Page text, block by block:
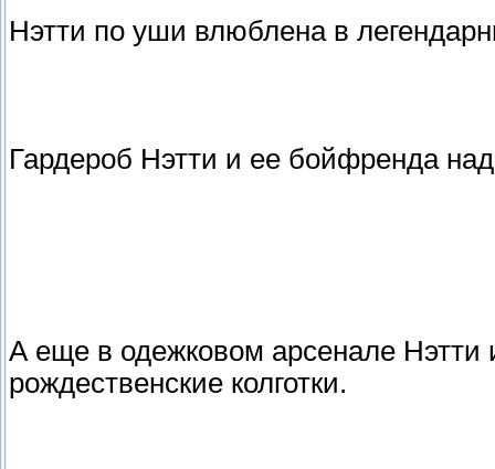
Нэтти по уши влюблена в
Гардероб Нэтти и ее бойфренда
А еще в одежковом арсенале
рождественские колготки.